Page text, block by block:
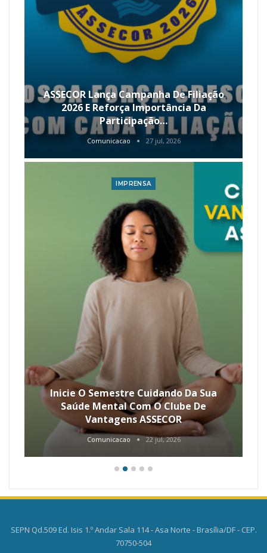
ASSECOR Lança Campanha De Filiação
2026 E Reforça Importância Da
Participação…
Comunicacao 27 jul, 2026
IMPRENSA
Inicie O Semestre Cuidando Da Sua
Saúde Mental Com O Clube De
Vantagens ASSECOR
Comunicacao 22 jul, 2026
SEPN Qd.509 Ed. Isis 1.º Andar Sala 114 - Asa Norte - Brasília/DF - CEP.
70750-504